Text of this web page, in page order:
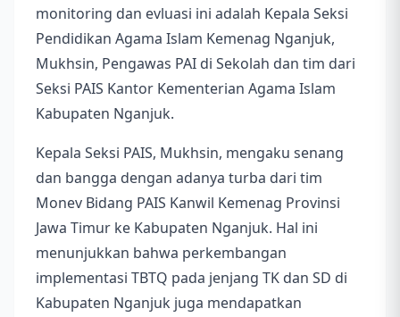
monitoring dan evluasi ini adalah Kepala Seksi
Pendidikan Agama Islam Kemenag Nganjuk,
Mukhsin, Pengawas PAI di Sekolah dan tim dari
Seksi PAIS Kantor Kementerian Agama Islam
Kabupaten Nganjuk.
Kepala Seksi PAIS, Mukhsin, mengaku senang
dan bangga dengan adanya turba dari tim
Monev Bidang PAIS Kanwil Kemenag Provinsi
Jawa Timur ke Kabupaten Nganjuk. Hal ini
menunjukkan bahwa perkembangan
implementasi TBTQ pada jenjang TK dan SD di
Kabupaten Nganjuk juga mendapatkan